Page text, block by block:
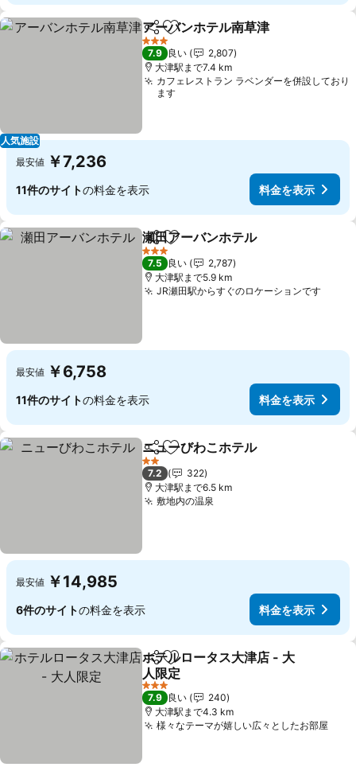
人気施設
シェアお気に入りに追加
アーバンホテル南草津
3 ホテルのランク
7.9 良い
2,807
大津駅まで7.4 km
カフェレストラン ラベンダーを併設しており
ます
最安値 ￥7,236
11件のサイトの料金を表示 料金を表示
シェアお気に入りに追加
瀬田アーバンホテル
3 ホテルのランク
7.5 良い
2,787
大津駅まで5.9 km
JR瀬田駅からすぐのロケーションです
最安値 ￥6,758
11件のサイトの料金を表示 料金を表示
シェアお気に入りに追加
ニューびわこホテル
2 ホテルのランク
7.2
322
大津駅まで6.5 km
敷地内の温泉
最安値 ￥14,985
6件のサイトの料金を表示 料金を表示
シェアお気に入りに追加
ホテルロータス大津店 - 大
人限定
3 ホテルのランク
7.9 良い
240
大津駅まで4.3 km
様々なテーマが嬉しい広々としたお部屋